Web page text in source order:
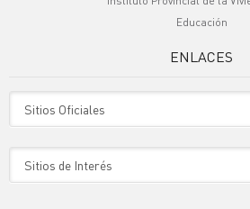
Educación
ENLACES